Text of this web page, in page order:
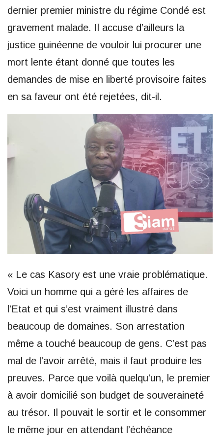
dernier premier ministre du régime Condé est
gravement malade. Il accuse d’ailleurs la
justice guinéenne de vouloir lui procurer une
mort lente étant donné que toutes les
demandes de mise en liberté provisoire faites
en sa faveur ont été rejetées, dit-il.
« Le cas Kasory est une vraie problématique.
Voici un homme qui a géré les affaires de
l’Etat et qui s’est vraiment illustré dans
beaucoup de domaines. Son arrestation
même a touché beaucoup de gens. C’est pas
mal de l’avoir arrêté, mais il faut produire les
preuves. Parce que voilà quelqu’un, le premier
à avoir domicilié son budget de souveraineté
au trésor. Il pouvait le sortir et le consommer
le même jour en attendant l’échéance